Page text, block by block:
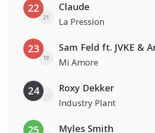
22
21
Claude
La Pression
23
19
Sam Feld ft. JVKE &
Mi Amore
24 Roxy Dekker
Industry Plant
25 Myles Smith